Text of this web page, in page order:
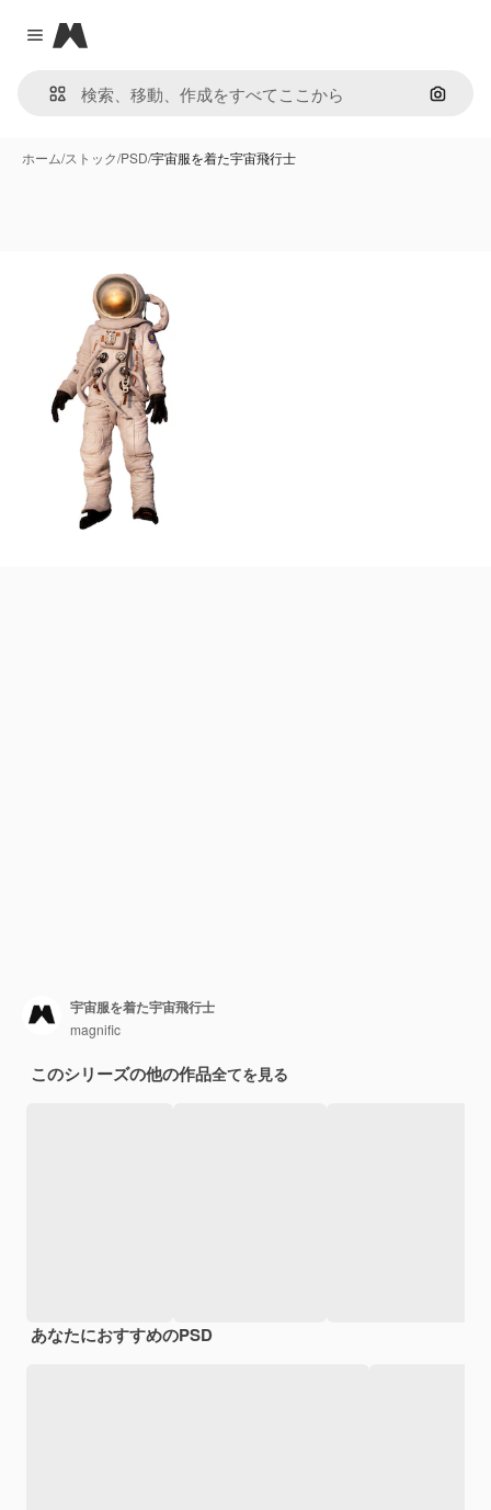
Close menu
Magnific
画像で
ホーム/ストック/PSD/宇宙服を着た宇宙飛行士
宇宙服を着た宇宙飛行士
magnific
このシリーズの他の作品全てを見る
あなたにおすすめのPSD